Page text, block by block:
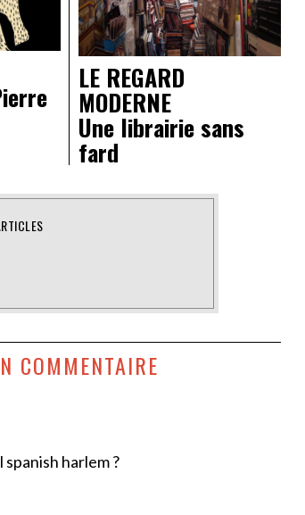
LE REGARD
MODERNE
Une librairie sans
fard
COMMENTAIRE
spanish harlem ?